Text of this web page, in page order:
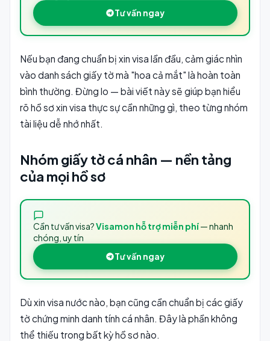
Tư vấn ngay
Nếu bạn đang chuẩn bị xin visa lần đầu, cảm giác nhìn
vào danh sách giấy tờ mà "hoa cả mắt" là hoàn toàn
bình thường. Đừng lo — bài viết này sẽ giúp bạn hiểu
rõ hồ sơ xin visa thực sự cần những gì, theo từng nhóm
tài liệu dễ nhớ nhất.
Nhóm giấy tờ cá nhân — nền tảng
của mọi hồ sơ
Cần tư vấn visa?Visamon hỗ trợ miễn phí— nhanh
chóng, uy tín
Tư vấn ngay
Dù xin visa nước nào, bạn cũng cần chuẩn bị các giấy
tờ chứng minh danh tính cá nhân. Đây là phần không
thể thiếu trong bất kỳ hồ sơ nào.